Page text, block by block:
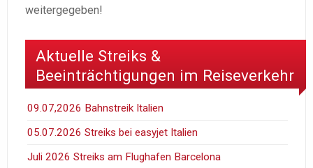
weitergegeben!
Aktuelle Streiks &
Beeinträchtigungen im Reiseverkehr
09.07,2026 Bahnstreik Italien
05.07.2026 Streiks bei easyjet Italien
Juli 2026 Streiks am Flughafen Barcelona